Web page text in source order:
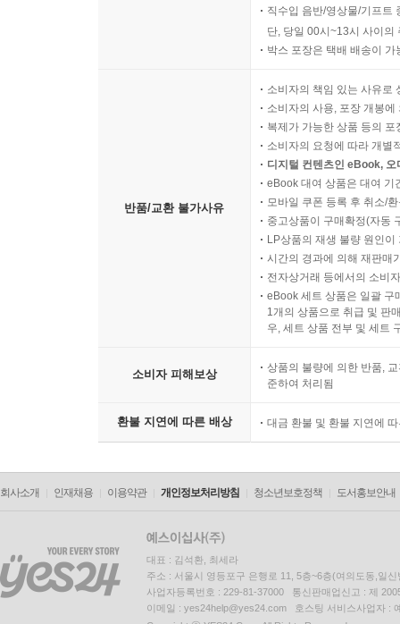
직수입 음반/영상물/기프트
단, 당일 00시~13시 사이의
박스 포장은 택배 배송이
반품/교환 불가사유
소비자의 책임 있는 사유로
소비자의 사용, 포장 개봉
복제가 가능한 상품 등의
소비자의 요청에 따라 개별
디지털 컨텐츠인 eBook,
eBook 대여 상품은 대여 기
모바일 쿠폰 등록 후 취소/
중고상품이 구매확정(자동
LP상품의 재생 불량 원인
시간의 경과에 의해 재판매
전자상거래 등에서의 소비
eBook 세트 상품은 일괄 구
1개의 상품으로 취급 및 판
우, 세트 상품 전부 및 세트
소비자 피해보상
상품의 불량에 의한 반품,
준하여 처리됨
환불 지연에 따른 배상 대금 환불 및 환불 지연에
회사소개 인재채용 이용약관 개인정보처리방침 청소년보호정책 도서홍보안내
대표 : 김석환, 최세라
주소 : 서울시 영등포구 은행로 11, 5층~6층(여의도동,일신
사업자등록번호 : 229-81-37000 통신판매업신고 : 제
이메일 : yes24help@yes24.com 호스팅 서비스사업자 :